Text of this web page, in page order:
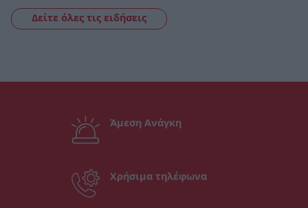
Δείτε όλες τις ειδήσεις
Άμεση Ανάγκη
Χρήσιμα τηλέφωνα